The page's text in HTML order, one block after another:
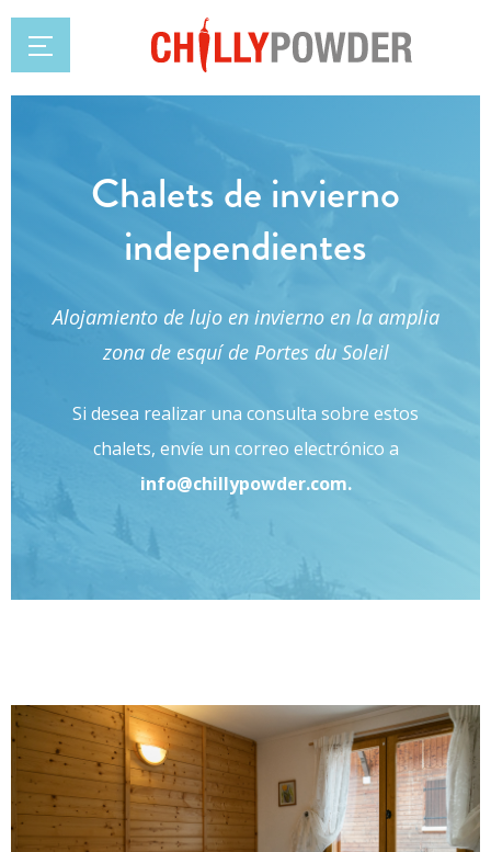
Chalets de invierno
independientes
Alojamiento de lujo en invierno en la amplia
zona de esquí de Portes du Soleil
Si desea realizar una consulta sobre estos
chalets, envíe un correo electrónico a
info@chillypowder.com.